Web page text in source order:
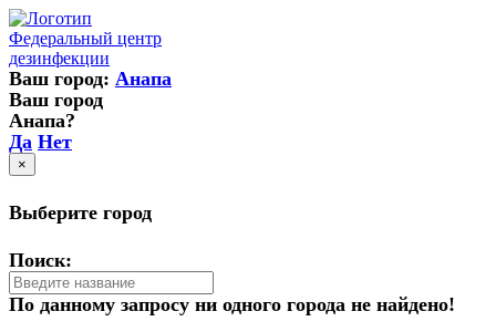
Федеральный центр
дезинфекции
Ваш город: Анапа
Ваш город
Анапа?
Да Нет
×
Выберите город
Поиск:
По данному запросу ни одного города не найдено!